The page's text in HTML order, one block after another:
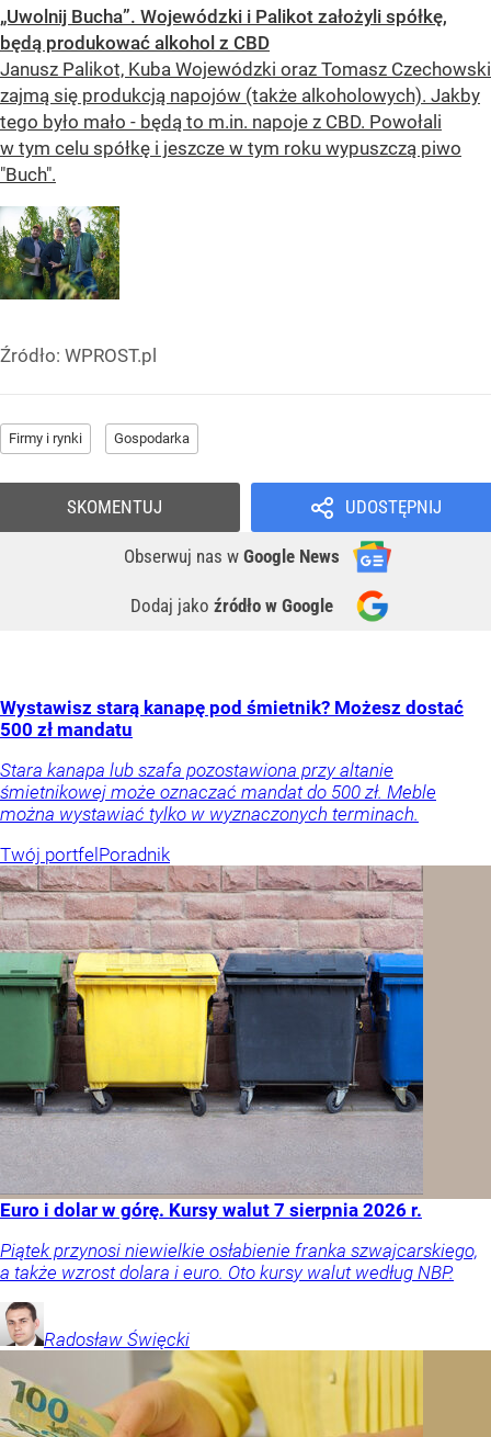
„Uwolnij Bucha”. Wojewódzki i Palikot założyli spółkę,
będą produkować alkohol z CBD
Janusz Palikot, Kuba Wojewódzki oraz Tomasz Czechowski
zajmą się produkcją napojów (także alkoholowych). Jakby
tego było mało - będą to m.in. napoje z CBD. Powołali
w tym celu spółkę i jeszcze w tym roku wypuszczą piwo
"Buch".
Źródło: WPROST.pl
Firmy i rynki Gospodarka
UDOSTĘPNIJ
Obserwuj nas w Google News
Dodaj jako źródło w Google
SKOMENTUJ
Wystawisz starą kanapę pod śmietnik? Możesz dostać
500 zł mandatu
Stara kanapa lub szafa pozostawiona przy altanie
śmietnikowej może oznaczać mandat do 500 zł. Meble
można wystawiać tylko w wyznaczonych terminach.
Twój portfel Poradnik
Euro i dolar w górę. Kursy walut 7 sierpnia 2026 r.
Piątek przynosi niewielkie osłabienie franka szwajcarskiego,
a także wzrost dolara i euro. Oto kursy walut według NBP.
Radosław Święcki